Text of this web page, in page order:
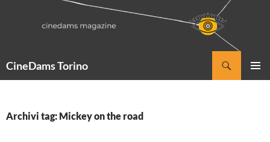
CineDams Torino
Archivi tag: Mickey on the road